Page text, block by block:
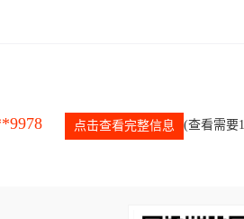
点击查看完整信息 (查看需要